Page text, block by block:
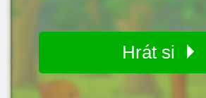
Hrát si